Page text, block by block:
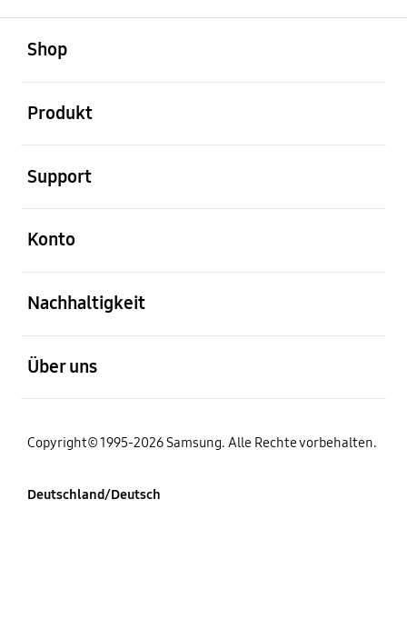
Shop
Produkt
Support
Konto
Nachhaltigkeit
Über uns
Copyright© 1995-2026 Samsung. Alle Rechte vorbehalten.
Deutschland/Deutsch